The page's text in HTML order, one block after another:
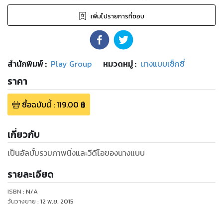
เพิ่มไปรายการที่ชอบ
สำนักพิมพ์: Play Group หมวดหมู่: นางแบบเซ็กซี่
ราคา
ซื้อฉบับนี้:119.00 ฿
เกี่ยวกับ
เป็นอัลบั้มรวมภาพนิ่งและวีดีโอของนางแบบ
รายละเอียด
ISBN : N/A
วันวางขาย : 12 พ.ย. 2015